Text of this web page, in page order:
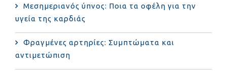
Μεσημεριανός ύπνος: Ποια τα οφέλη για την
υγεία της καρδιάς
Φραγμένες αρτηρίες: Συμπτώματα και
αντιμετώπιση